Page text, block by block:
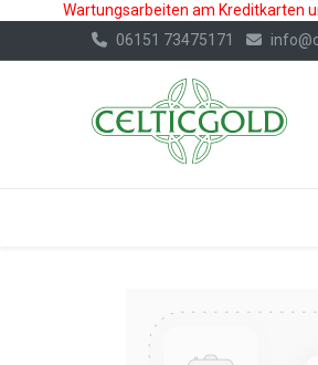
Wartungsarbeiten am Kreditkarten
06151 73475171